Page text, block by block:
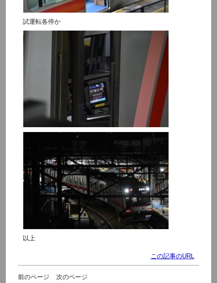
試運転各停か
以上
この記事のURL
前のページ
次のページ